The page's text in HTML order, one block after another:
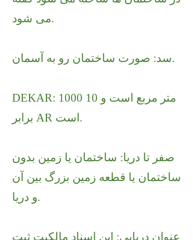
می شود.
سد: صورت ساختمان رو به آسمان.
DEKAR: 1000 متر مربع است و 10
برابر AR است.
صفر تا دریا: ساختمان یا زمین بدون
ساختمان یا قطعه زمین بزرگ بین آن
و دریا.
عنوان دریایی: این اسناد مالکیت ثبت